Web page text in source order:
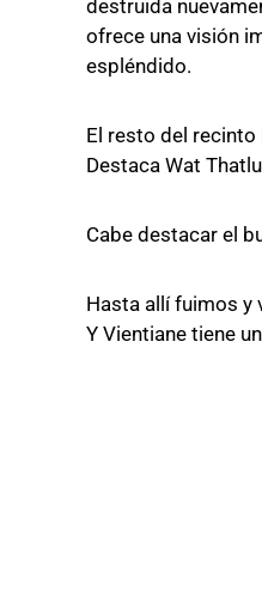
destruida
ofrece una visión
espléndido.
El resto del
Destaca Wat
Cabe destacar el
Hasta allí fuimos y
Y Vientiane tiene